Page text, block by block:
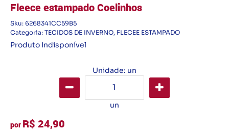
Fleece estampado Coelinhos
Sku: 6268341CC59B5
Categoria: TECIDOS DE INVERNO, FLECEE ESTAMPADO
Produto Indisponível
Unidade: un
un
por R$ 24,90